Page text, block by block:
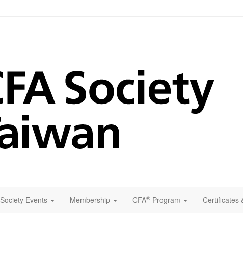
Society Events Membership CFA® Program Certificates